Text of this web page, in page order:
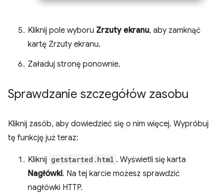
Kliknij pole wyboru Zrzuty ekranu, aby zamknąć
kartę Zrzuty ekranu.
Załaduj stronę ponownie.
Sprawdzanie szczegółów zasobu
Kliknij zasób, aby dowiedzieć się o nim więcej. Wypróbuj
tę funkcję już teraz:
Kliknij getstarted.html . Wyświetli się karta
Nagłówki. Na tej karcie możesz sprawdzić
nagłówki HTTP.